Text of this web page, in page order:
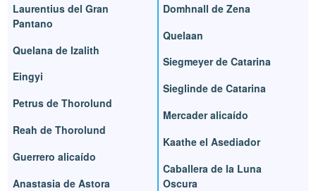
Laurentius del Gran
Pantano
Quelana de Izalith
Eingyi
Petrus de Thorolund
Reah de Thorolund
Guerrero alicaído
Anastasia de Astora
Domhnall de Zena
Quelaan
Siegmeyer de Catarina
Sieglinde de Catarina
Mercader alicaído
Kaathe el Asediador
Caballera de la Luna
Oscura